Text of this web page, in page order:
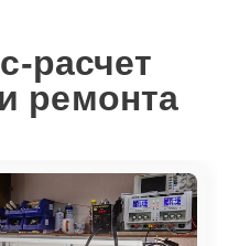
расчет
ремонта